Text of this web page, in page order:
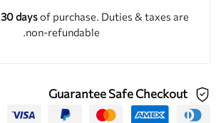
30 daysof purchase. Duties & taxes are
non-refundable.
Guarantee Safe Checkout